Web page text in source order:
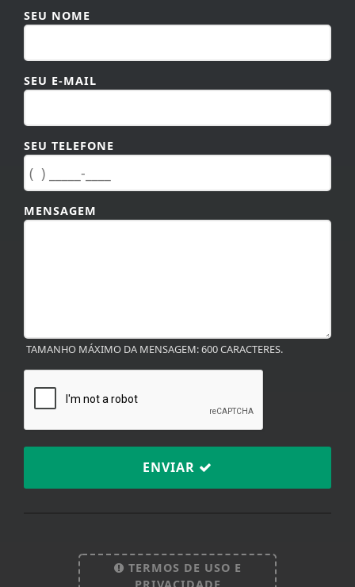
SEU NOME
SEU E-MAIL
SEU TELEFONE
MENSAGEM
TAMANHO MÁXIMO DA MENSAGEM: 600 CARACTERES.
ENVIAR
TERMOS DE USO E
experiência de navegação. Ao continuar o acesso,
entendemos que você concorda com nossos Termos
de Uso e Privacidade.